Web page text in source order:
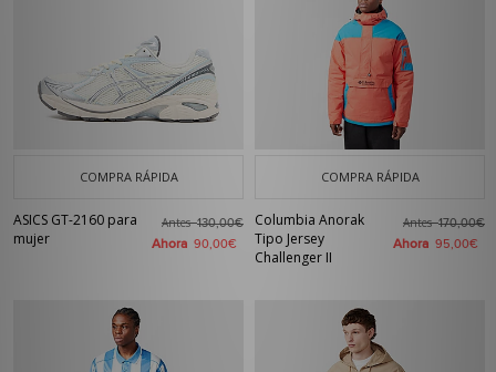
COMPRA RÁPIDA
ASICS GT-2160 para
mujer
Antes130,00€
Ahora 90,00€
COMPRA RÁPIDA
Columbia Anorak
Tipo Jersey
Challenger II
Antes170,00€
Ahora 95,00€